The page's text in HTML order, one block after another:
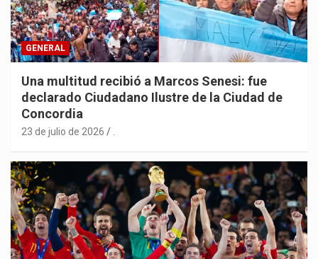
GENERAL
Una multitud recibió a Marcos Senesi: fue
declarado Ciudadano Ilustre de la Ciudad de
Concordia
23 de julio de 2026